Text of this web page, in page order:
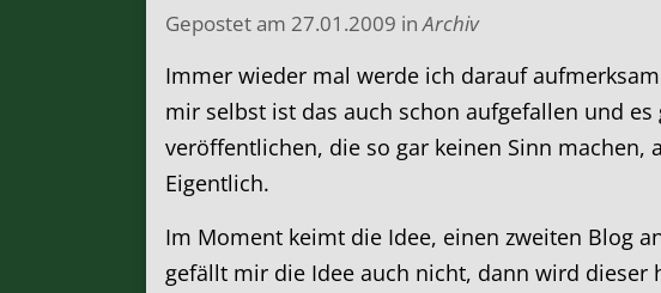
Gepostet am 27.01.2009 inArchiv
Immer wieder mal werde ich darauf
mir selbst ist das auch schon aufgefallen und
veröffentlichen, die so gar keinen Sinn
Eigentlich.
Im Moment keimt die Idee, einen zweiten Blog
gefällt mir die Idee auch nicht, dann wird